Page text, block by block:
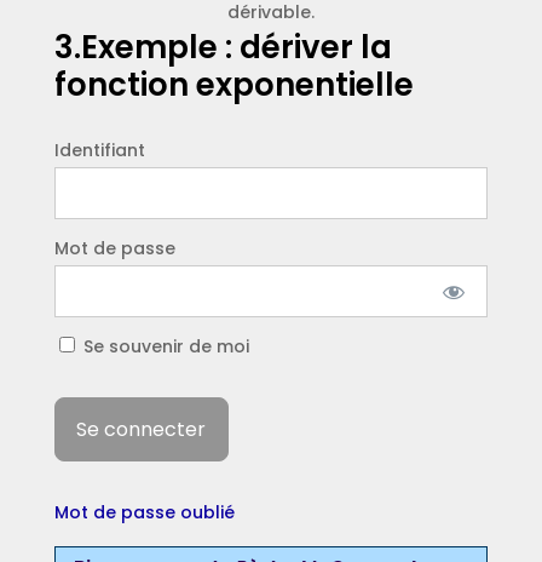
dérivable.
3.Exemple : dériver la
fonction exponentielle
Identifiant
Mot de passe
Se souvenir de moi
Mot de passe oublié